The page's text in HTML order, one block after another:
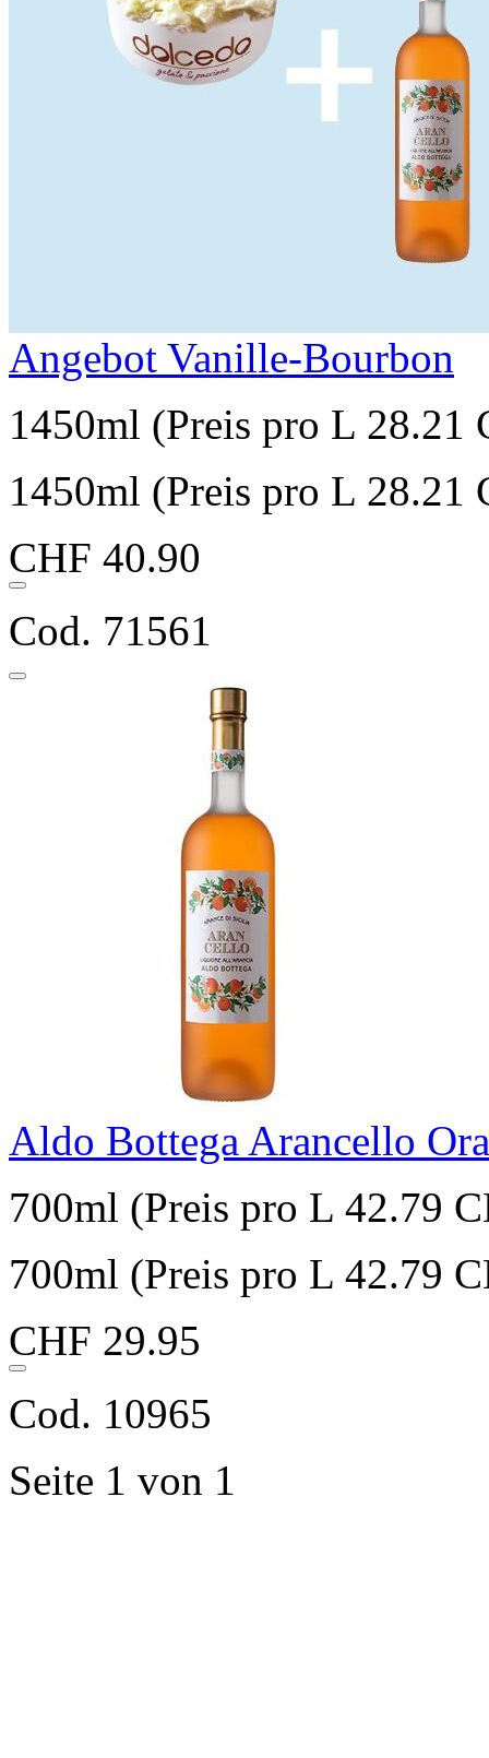
Angebot Vanille-Bourbon
1450ml (Preis pro L 28.21
1450ml (Preis pro L 28.21
CHF 40.90
Cod. 71561
Aldo Bottega Arancello
700ml (Preis pro L 42.79
700ml (Preis pro L 42.79
CHF 29.95
Cod. 10965
Seite 1 von 1